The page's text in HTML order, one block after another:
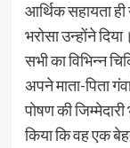
आर्थिक सहायता
भरोसा उन्होंने
सभी का विभिन्न
अपने माता-पिता
पोषण की
किया कि वह एक